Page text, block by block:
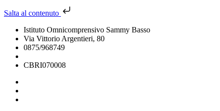
Salta al contenuto
Istituto Omnicomprensivo Sammy Basso
Via Vittorio Argentieri, 80
0875/968749
CBRI070008